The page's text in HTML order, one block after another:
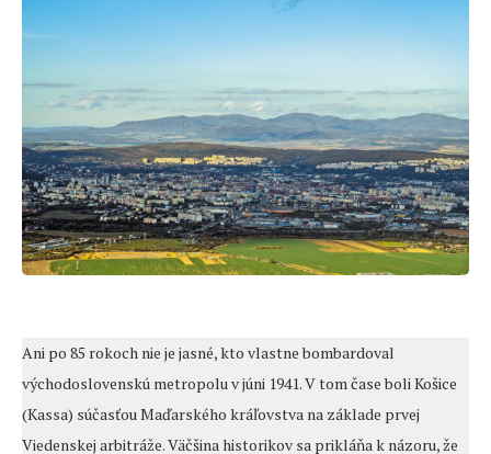
Ani po 85 rokoch nie je jasné, kto vlastne bombardoval
východoslovenskú metropolu v júni 1941. V tom čase boli Košice
(Kassa) súčasťou Maďarského kráľovstva na základe prvej
Viedenskej arbitráže. Väčšina historikov sa prikláňa k názoru, že